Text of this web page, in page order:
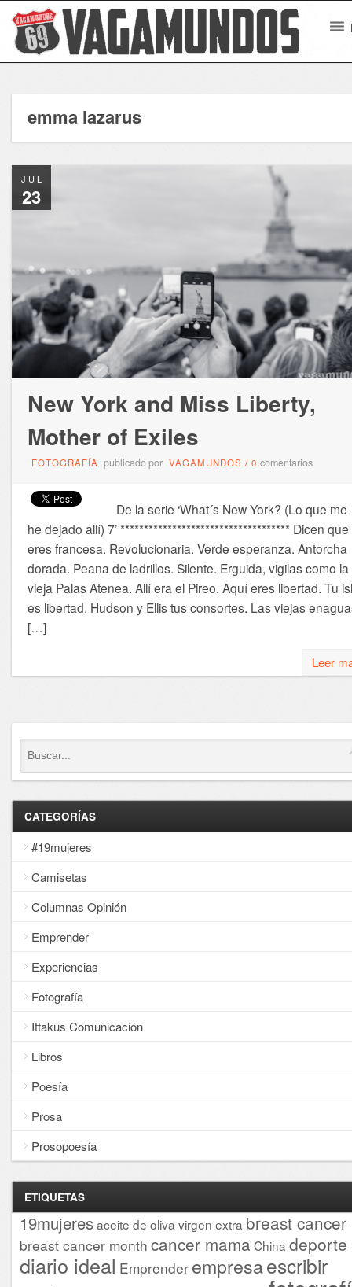
emma lazarus
JUL
23
New York and Miss Liberty,
Mother of Exiles
FOTOGRAFÍA publicado por VAGAMUNDOS / 0 comentarios
De la serie ‘What´s New York? (Lo que me
he dejado allí) 7’ ************************************ Dicen que
eres francesa. Revolucionaria. Verde esperanza. Antorcha
dorada. Peana de ladrillos. Silente. Erguida, vigilas como la
vieja Palas Atenea. Allí era el Pireo. Aquí eres libertad. Tu
es libertad. Hudson y Ellis tus consortes. Las viejas
[…]
Leer
CATEGORÍAS
#19mujeres
Camisetas
Columnas Opinión
Emprender
Experiencias
Fotografía
Ittakus Comunicación
Libros
Poesía
Prosa
Prosopoesía
ETIQUETAS
19mujeresaceite de oliva virgen extra breast cancer
breast cancer month cancer mama China deporte
diario ideal Emprender empresaescribir